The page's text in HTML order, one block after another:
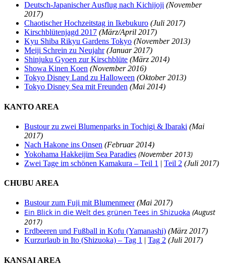
Deutsch-Japanischer Ausflug nach Kichijoji (November
2017)
Chaotischer Hochzeitstag in Ikebukuro (Juli 2017)
Kirschblütenjagd 2017 (März/April 2017)
Kyu Shiba Rikyu Gardens Tokyo (November 2013)
Meiji Schrein zu Neujahr (Januar 2017)
Shinjuku Gyoen zur Kirschblüte (März 2014)
Showa Kinen Koen (November 2016)
Tokyo Disney Land zu Halloween (Oktober 2013)
Tokyo Disney Sea mit Freunden (Mai 2014)
KANTO AREA
Bustour zu zwei Blumenparks in Tochigi & Ibaraki (Mai
2017)
Nach Hakone ins Onsen (Februar 2014)
Yokohama Hakkeijim Sea Paradies (November 2013)
Zwei Tage im schönen Kamakura – Teil 1 | Teil 2 (Juli 2017)
CHUBU AREA
Bustour zum Fuji mit Blumenmeer (Mai 2017)
Ein Blick in die Welt des grünen Tees in Shizuoka (August
2017)
Erdbeeren und Fußball in Kofu (Yamanashi) (März 2017)
Kurzurlaub in Ito (Shizuoka) – Tag 1 | Tag 2 (Juli 2017)
KANSAI AREA